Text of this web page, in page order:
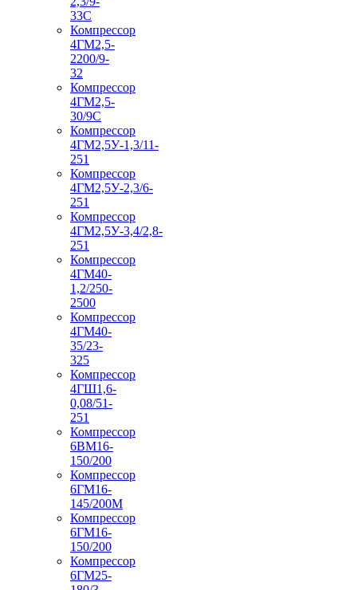
33С
Компрессор
4ГМ2,5-
2200/9-
32
Компрессор
4ГМ2,5-
30/9С
Компрессор
4ГМ2,5У-1,3/11-
251
Компрессор
4ГМ2,5У-2,3/6-
251
Компрессор
4ГМ2,5У-3,4/2,8-
251
Компрессор
4ГМ40-
1,2/250-
2500
Компрессор
4ГМ40-
35/23-
325
Компрессор
4ГШ1,6-
0,08/51-
251
Компрессор
6ВМ16-
150/200
Компрессор
6ГМ16-
145/200М
Компрессор
6ГМ16-
150/200
Компрессор
6ГМ25-